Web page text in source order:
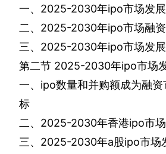
一、 2025-2030年ipo市场发
二、 2025-2030年ipo市场融
三、 2025-2030年ipo市场发
第二节 2025-2030年ipo市场
一、 ipo数量和并购额成为融
标
二、 2025-2030年香港ipo市
三、 2025-2030年a股ipo市场